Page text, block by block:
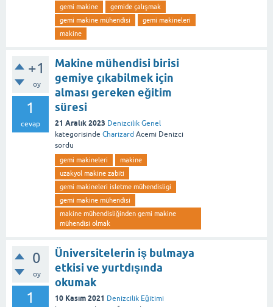
gemi makine
gemide çalışmak
gemi makine mühendisi
gemi makineleri
makine
+1
oy
1
cevap
Makine mühendisi birisi
gemiye çıkabilmek için
alması gereken eğitim
süresi
21 Aralık 2023 Denizcilik Genel
kategorisinde Charizard Acemi Denizci
sordu
gemi makineleri
makine
uzakyol makine zabiti
gemi makineleri isletme mühendisligi
gemi makine mühendisi
makine mühendisliğinden gemi makine
mühendisi olmak
0
oy
1
Üniversitelerin iş bulmaya
etkisi ve yurtdışında
okumak
10 Kasım 2021 Denizcilik Eğitimi